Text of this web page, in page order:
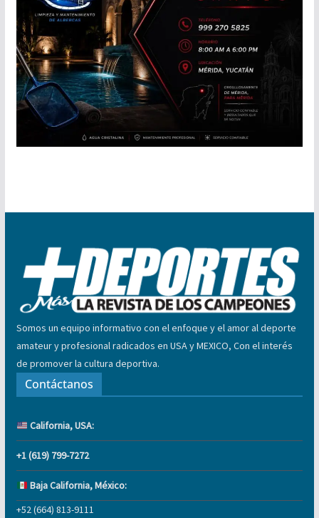
Somos un equipo informativo con el enfoque y el amor al deporte
amateur y profesional radicados en USA y MEXICO, Con el interés
de promover la cultura deportiva.
Contáctanos
California, USA:
+1 (619) 799-7272
Baja California, México:
+52 (664) 813-9111